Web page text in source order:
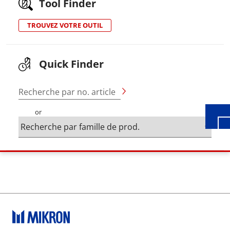
Tool Finder
TROUVEZ VOTRE OUTIL
Quick Finder
Recherche par no. article
or